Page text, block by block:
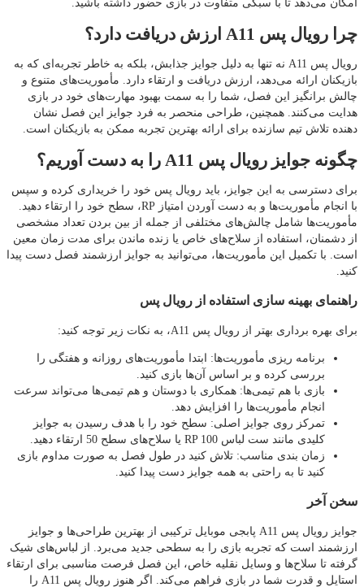
امکان می‌دهد تا با سبکی متفاوت در بازی حضور داشته باشید.
چرا رویال پس A11 ارزش دریافت دارد؟
رویال پس A11 نه تنها به دلیل جوایز جذابش، بلکه به خاطر تجربه‌ای که به
بازیکنان ارائه می‌دهد، ارزش دریافت و ارتقاء دارد. مأموریت‌های متنوع و
چالش‌ برانگیز این فصل، شما را به سمت بهبود مهارت‌های خود در بازی
هدایت می‌کنند. همچنین، طراحی منحصر به‌ فرد جوایز این فصل نشان‌
دهنده تلاش تیم سازنده برای ارائه بهترین تجربه ممکن به بازیکنان است.
چگونه جوایز رویال پس A11 را به دست آوریم؟
برای دسترسی به این جوایز، باید رویال پس خود را خریداری کرده و سپس
با انجام مأموریت‌ها و به دست آوردن امتیاز RP، سطح خود را ارتقاء دهید.
مأموریت‌ها شامل چالش‌های مختلفی از جمله از بین بردن تعداد مشخصی
از دشمنان، استفاده از سلاح‌های خاص یا زنده ماندن برای مدت زمان معین
است. با تکمیل این مأموریت‌ها، می‌توانید به جوایز ارزشمند فصل دست پیدا
کنید.
راهنمای بهینه‌ سازی استفاده از رویال پس
برای بهره‌ برداری بهتر از رویال پس A11، به نکات زیر توجه کنید:
برنامه‌ ریزی مأموریت‌ها: ابتدا مأموریت‌های روزانه و هفتگی را
بررسی کرده و بر اساس آن‌ها بازی کنید.
بازی با هم‌ تیمی‌ها: همکاری با دوستان و هم‌ تیمی‌ها می‌تواند سرعت
انجام مأموریت‌ها را افزایش دهد.
تمرکز روی جوایز اصلی: سطح خود را با هدف رسیدن به جوایز
کلیدی مانند ست لباس RP 100 یا سلاح‌های سطح 50 ارتقاء دهید.
زمان‌ بندی مناسب: تلاش کنید در طول فصل به صورت مداوم بازی
کنید تا به راحتی به همه جوایز دست پیدا کنید.
سخن آخر
جوایز رویال پس A11 پابجی موبایل ترکیبی از بهترین طراحی‌ها و جوایز
ارزشمند است که تجربه بازی را به سطحی جدید می‌برد. از لباس‌های شیک
گرفته تا سلاح‌ها و وسایل نقلیه خاص، این فصل فرصت مناسبی برای ارتقاء
استایل و قدرت شما در بازی فراهم می‌کند. اگر هنوز رویال پس A11 را